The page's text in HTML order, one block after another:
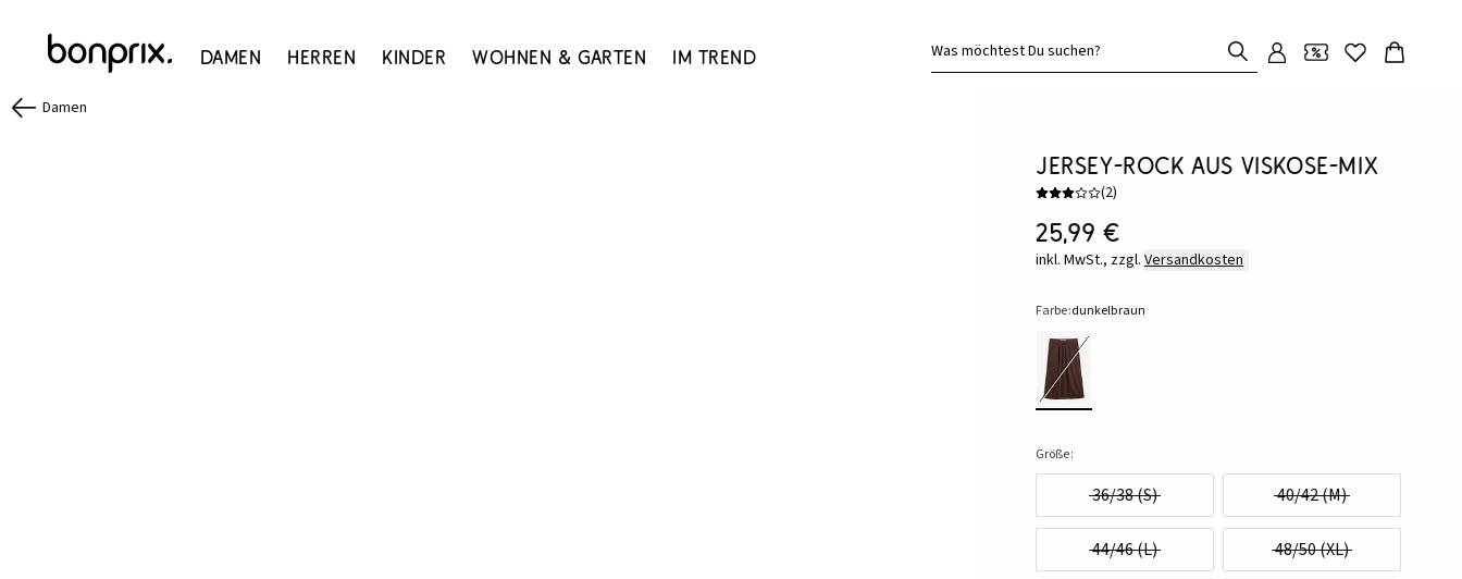
Damen Herren Kinder Wohnen & Garten Im Trend Was möchtest Du suchen?
Damen
Jersey-Rock aus Viskose-Mix
(2)
25,99 €
inkl. MwSt., zzgl. Versandkosten
Farbe:dunkelbraun
Größe:
36/38 (S) 40/42 (M)
44/46 (L) 48/50 (XL)